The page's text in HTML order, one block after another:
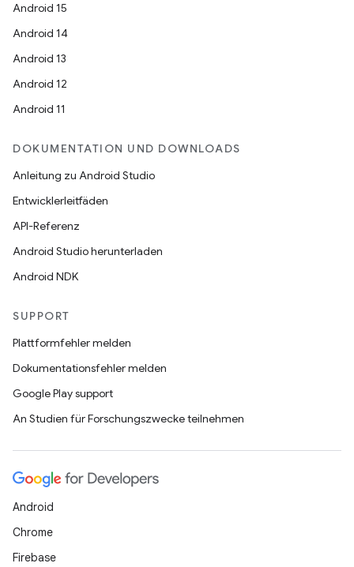
Android 15
Android 14
Android 13
Android 12
Android 11
DOKUMENTATION UND DOWNLOADS
Anleitung zu Android Studio
Entwicklerleitfäden
API-Referenz
Android Studio herunterladen
Android NDK
SUPPORT
Plattformfehler melden
Dokumentationsfehler melden
Google Play support
An Studien für Forschungszwecke teilnehmen
Android
Chrome
Firebase